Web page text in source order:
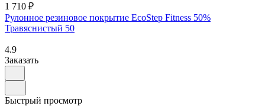
1 710 ₽
Рулонное резиновое покрытие EcoStep Fitness 50%
Травяснистый 50
4.9
Заказать
Быстрый просмотр